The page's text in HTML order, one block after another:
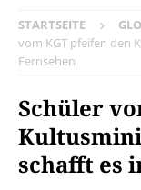
STARTSEITE
vom KGT pfeifen den
Fernsehen
Schüler
schafft es